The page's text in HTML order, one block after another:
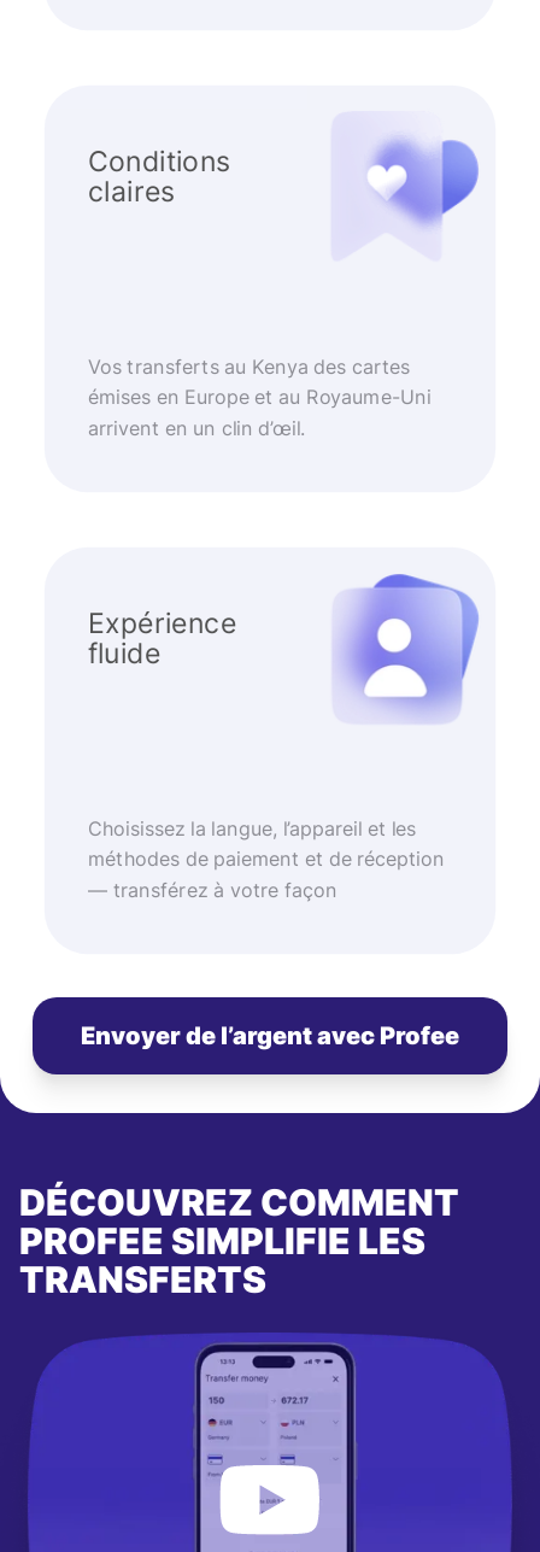
Conditions
claires
Vos transferts au Kenya des cartes
émises en Europe et au Royaume-Uni
arrivent en un clin d’œil.
Expérience
fluide
Choisissez la langue, l’appareil et les
méthodes de paiement et de réception
— transférez à votre façon
Envoyer de l’argent avec Profee
DÉCOUVREZ COMMENT
PROFEE SIMPLIFIE LES
TRANSFERTS